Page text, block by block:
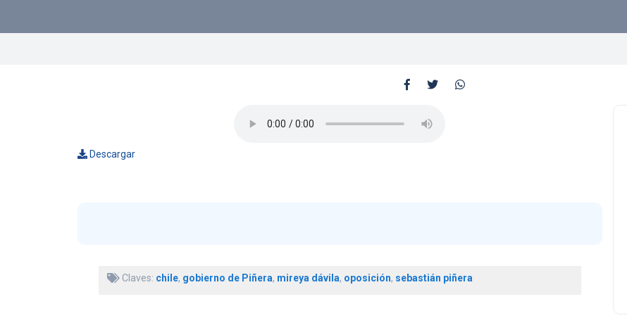
Descargar
Claves: chile, gobierno de Piñera, mireya dávila, oposición, sebastián piñera